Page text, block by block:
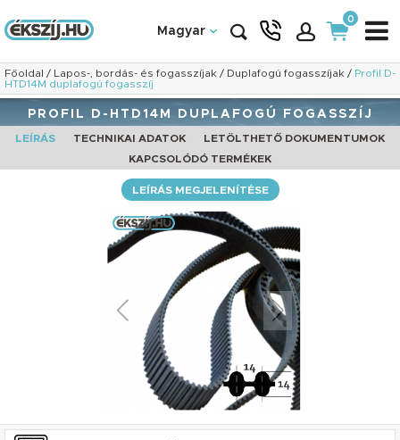
Magyar
0
Főoldal / Lapos-, bordás- és fogasszíjak / Duplafogú fogasszíjak / Profil D-
HTD14M duplafogú fogasszíj
PROFIL D-HTD14M DUPLAFOGÚ FOGASSZÍJ
LEÍRÁS TECHNIKAI ADATOK
LETÖLTHETŐ DOKUMENTUMOK
KAPCSOLÓDÓ TERMÉKEK
LEÍRÁS MEGJELENÍTÉSE